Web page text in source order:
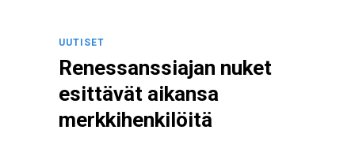
UUTISET
Renessanssiajan nuket
esittävät aikansa
merkkihenkilöitä